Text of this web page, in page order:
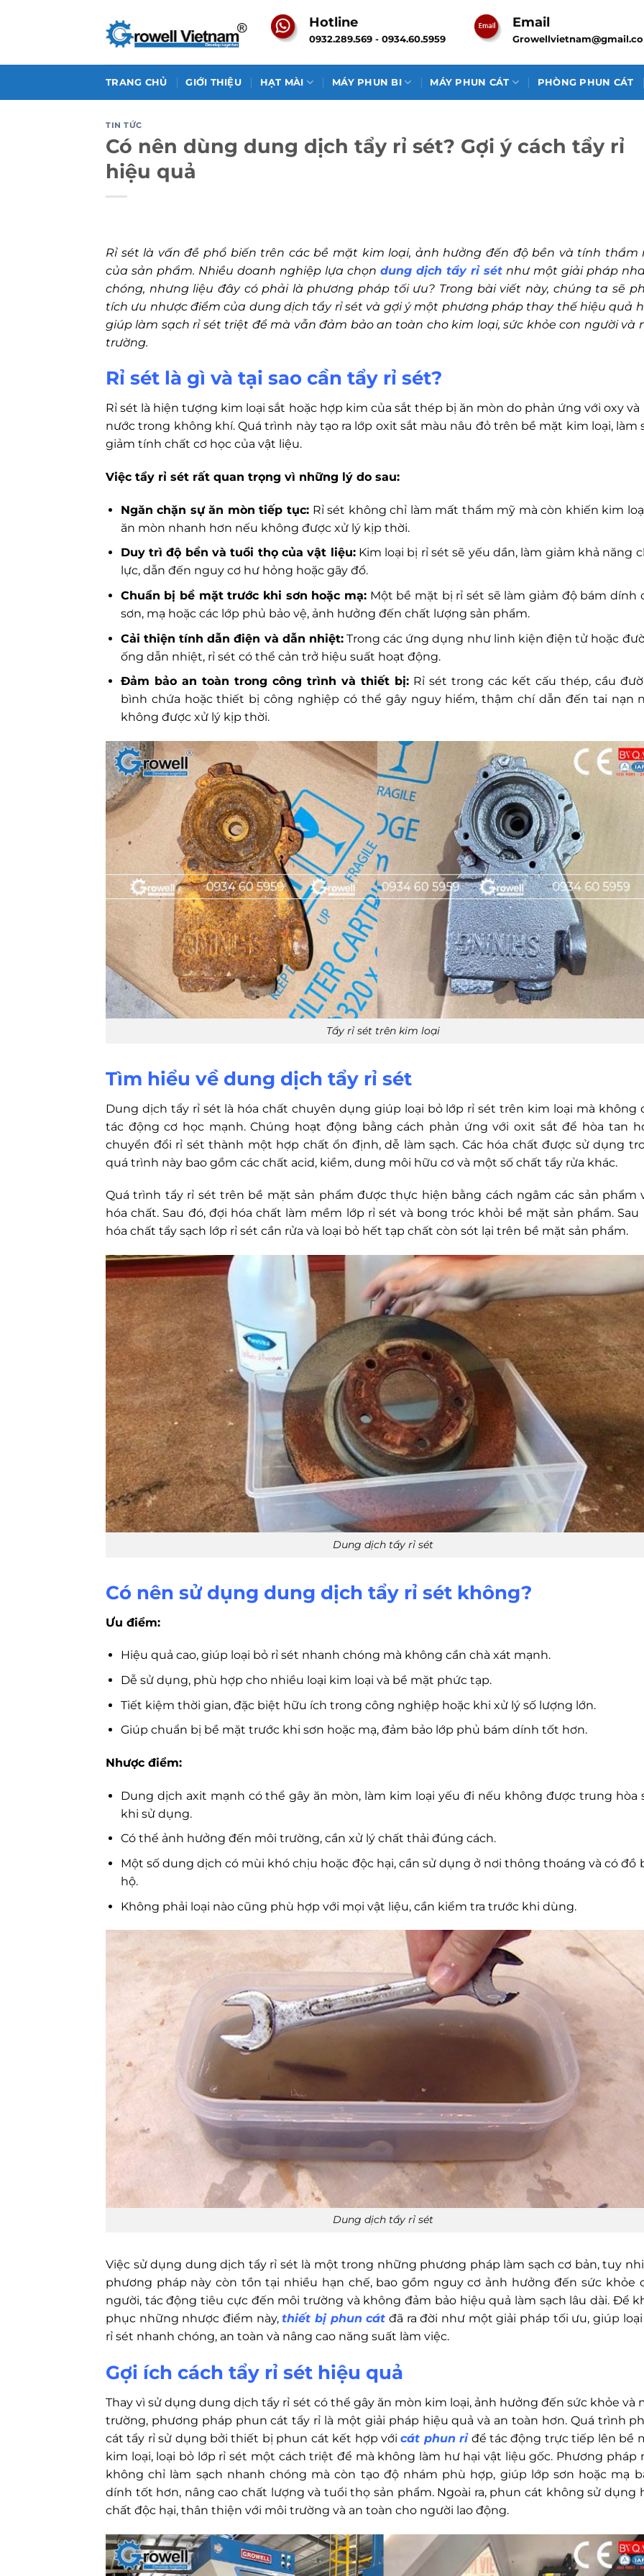
Hotline
0932.289.569 - 0934.60.5959
Email
TRANG CHỦ GIỚI THIỆU HẠT MÀI MÁY PHUN BI MÁY PHUN CÁT PHÒNG PHUN CÁT
TIN TỨC
Có nên dùng dung dịch tẩy rỉ sét? Gợi ý cách tẩy rỉ
hiệu quả
Rỉ sét là vấn đề phổ biến trên các bề mặt kim loại, ảnh hưởng đến độ bền và tính thẩm
của sản phẩm. Nhiều doanh nghiệp lựa chọn dung dịch tẩy rỉ sétnhư một giải pháp
chóng, nhưng liệu đây có phải là phương pháp tối ưu? Trong bài viết này, chúng ta sẽ
tích ưu nhược điểm của dung dịch tẩy rỉ sét và gợi ý một phương pháp thay thế hiệu quả
giúp làm sạch rỉ sét triệt để mà vẫn đảm bảo an toàn cho kim loại, sức khỏe con người và
trường.
Rỉ sét là gì và tại sao cần tẩy rỉ sét?
Rỉ sét là hiện tượng kim loại sắt hoặc hợp kim của sắt thép bị ăn mòn do phản ứng với oxy và
nước trong không khí. Quá trình này tạo ra lớp oxit sắt màu nâu đỏ trên bề mặt kim loại, làm
giảm tính chất cơ học của vật liệu.
Việc tẩy rỉ sét rất quan trọng vì những lý do sau:
Ngăn chặn sự ăn mòn tiếp tục: Rỉ sét không chỉ làm mất thẩm mỹ mà còn khiến kim
ăn mòn nhanh hơn nếu không được xử lý kịp thời.
Duy trì độ bền và tuổi thọ của vật liệu:Kim loại bị rỉ sét sẽ yếu dần, làm giảm khả năng
lực, dẫn đến nguy cơ hư hỏng hoặc gãy đổ.
Chuẩn bị bề mặt trước khi sơn hoặc mạ: Một bề mặt bị rỉ sét sẽ làm giảm độ bám dính
sơn, mạ hoặc các lớp phủ bảo vệ, ảnh hưởng đến chất lượng sản phẩm.
Cải thiện tính dẫn điện và dẫn nhiệt:Trong các ứng dụng như linh kiện điện tử hoặc
ống dẫn nhiệt, rỉ sét có thể cản trở hiệu suất hoạt động.
Đảm bảo an toàn trong công trình và thiết bị:Rỉ sét trong các kết cấu thép, cầu
bình chứa hoặc thiết bị công nghiệp có thể gây nguy hiểm, thậm chí dẫn đến tai nạn
không được xử lý kịp thời.
Tẩy rỉ sét trên kim loại
Tìm hiểu về dung dịch tẩy rỉ sét
Dung dịch tẩy rỉ sét là hóa chất chuyên dụng giúp loại bỏ lớp rỉ sét trên kim loại mà không
tác động cơ học mạnh. Chúng hoạt động bằng cách phản ứng với oxit sắt để hòa tan
chuyển đổi rỉ sét thành một hợp chất ổn định, dễ làm sạch. Các hóa chất được sử dụng
quá trình này bao gồm các chất acid, kiềm, dung môi hữu cơ và một số chất tẩy rửa khác.
Quá trình tẩy rỉ sét trên bề mặt sản phẩm được thực hiện bằng cách ngâm các sản phẩm
hóa chất. Sau đó, đợi hóa chất làm mềm lớp rỉ sét và bong tróc khỏi bề mặt sản phẩm. Sau
hóa chất tẩy sạch lớp rỉ sét cần rửa và loại bỏ hết tạp chất còn sót lại trên bề mặt sản phẩm.
Dung dịch tẩy rỉ sét
Có nên sử dụng dung dịch tẩy rỉ sét không?
Ưu điểm:
Hiệu quả cao, giúp loại bỏ rỉ sét nhanh chóng mà không cần chà xát mạnh.
Dễ sử dụng, phù hợp cho nhiều loại kim loại và bề mặt phức tạp.
Tiết kiệm thời gian, đặc biệt hữu ích trong công nghiệp hoặc khi xử lý số lượng lớn.
Giúp chuẩn bị bề mặt trước khi sơn hoặc mạ, đảm bảo lớp phủ bám dính tốt hơn.
Nhược điểm:
Dung dịch axit mạnh có thể gây ăn mòn, làm kim loại yếu đi nếu không được trung hòa
khi sử dụng.
Có thể ảnh hưởng đến môi trường, cần xử lý chất thải đúng cách.
Một số dung dịch có mùi khó chịu hoặc độc hại, cần sử dụng ở nơi thông thoáng và có đồ
hộ.
Không phải loại nào cũng phù hợp với mọi vật liệu, cần kiểm tra trước khi dùng.
Dung dịch tẩy rỉ sét
Việc sử dụng dung dịch tẩy rỉ sét là một trong những phương pháp làm sạch cơ bản, tuy
phương pháp này còn tồn tại nhiều hạn chế, bao gồm nguy cơ ảnh hưởng đến sức khỏe
người, tác động tiêu cực đến môi trường và không đảm bảo hiệu quả làm sạch lâu dài. Để
phục những nhược điểm này,thiết bị phun cát đã ra đời như một giải pháp tối ưu, giúp
rỉ sét nhanh chóng, an toàn và nâng cao năng suất làm việc.
Gợi ích cách tẩy rỉ sét hiệu quả
Thay vì sử dụng dung dịch tẩy rỉ sét có thể gây ăn mòn kim loại, ảnh hưởng đến sức khỏe và
trường, phương pháp phun cát tẩy rỉ là một giải pháp hiệu quả và an toàn hơn. Quá trình
cát tẩy rỉ sử dụng bởi thiết bị phun cát kết hợp vớicát phun rỉđể tác động trực tiếp lên bề
kim loại, loại bỏ lớp rỉ sét một cách triệt để mà không làm hư hại vật liệu gốc. Phương pháp
không chỉ làm sạch nhanh chóng mà còn tạo độ nhám phù hợp, giúp lớp sơn hoặc mạ
dính tốt hơn, nâng cao chất lượng và tuổi thọ sản phẩm. Ngoài ra, phun cát không sử dụng
chất độc hại, thân thiện với môi trường và an toàn cho người lao động.